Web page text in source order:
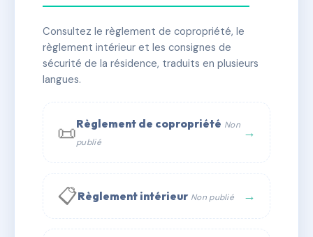
✓ Immatriculée 🏠 44 lots 🏗 2 bâtiment(s)
📞 Contacter Syndic Digital
Consultez le règlement de copropriété, le
règlement intérieur et les consignes de
sécurité de la résidence, traduits en plusieurs
langues.
📜Règlement de copropriété Non
publié
→
📋Règlement intérieur Non publié →